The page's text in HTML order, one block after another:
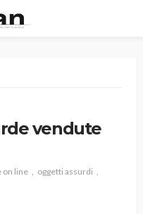
vendute
on line
oggetti assurdi